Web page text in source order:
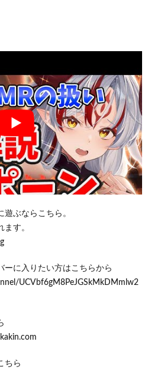
ぶならこちら。
す。
に入りたい方はこちらから
UCVbf6gM8PeJGSkMkDMmlw2
ちら